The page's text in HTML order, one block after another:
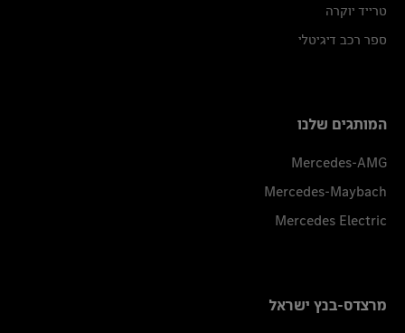
טרייד יוקרה
ספר רכב דיגיטלי
המותגים שלנו
Mercedes-AMG
Mercedes-Maybach
Mercedes Electric
מרצדס-בנץ ישראל